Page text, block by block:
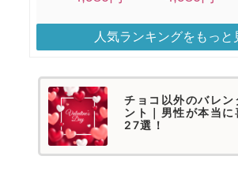
人気ランキングをもっと
チョコ以外のバレ
ント｜男性が本当に
27選！